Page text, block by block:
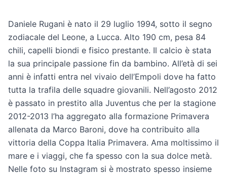
Daniele Rugani è nato il 29 luglio 1994, sotto il segno
zodiacale del Leone, a Lucca. Alto 190 cm, pesa 84
chili, capelli biondi e fisico prestante. Il calcio è stata
la sua principale passione fin da bambino. All’età di sei
anni è infatti entra nel vivaio dell’Empoli dove ha fatto
tutta la trafila delle squadre giovanili. Nell’agosto 2012
è passato in prestito alla Juventus che per la stagione
2012-2013 l’ha aggregato alla formazione Primavera
allenata da Marco Baroni, dove ha contribuito alla
vittoria della Coppa Italia Primavera. Ama moltissimo il
mare e i viaggi, che fa spesso con la sua dolce metà.
Nelle foto su Instagram si è mostrato spesso insieme